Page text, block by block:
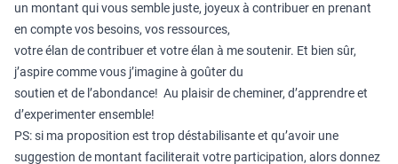
un montant qui vous semble juste, joyeux à contribuer en prenant
en compte vos besoins, vos ressources,
votre élan de contribuer et votre élan à me soutenir. Et bien sûr,
j’aspire comme vous j’imagine à goûter du
soutien et de l’abondance! Au plaisir de cheminer, d’apprendre et
d’experimenter ensemble!
PS: si ma proposition est trop déstabilisante et qu’avoir une
suggestion de montant faciliterait votre participation, alors donnez